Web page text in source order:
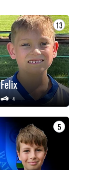
13
Felix
4
5